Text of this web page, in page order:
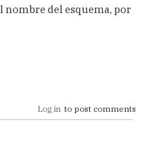
nombre del esquema, por
Log in to post comments